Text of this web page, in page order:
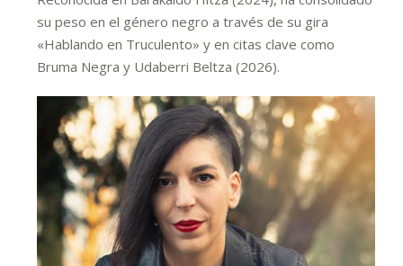
su peso en el género negro a través de su gira
«Hablando en Truculento» y en citas clave como
Bruma Negra y Udaberri Beltza (2026).